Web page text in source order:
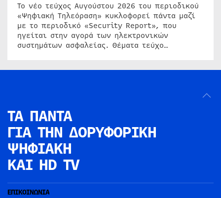
Το νέο τεύχος Αυγούστου 2026 του περιοδικού
«Ψηφιακή Τηλεόραση» κυκλοφορεί πάντα μαζί
με το περιοδικό «Security Report», που
ηγείται στην αγορά των ηλεκτρονικών
συστημάτων ασφαλείας. Θέματα τεύχο…
ΤΑ ΠΑΝΤΑ
ΓΙΑ ΤΗΝ ΔΟΡΥΦΟΡΙΚΗ
ΨΗΦΙΑΚΗ
ΚΑΙ HD TV
ΕΠΙΚΟΙΝΩΝΙΑ